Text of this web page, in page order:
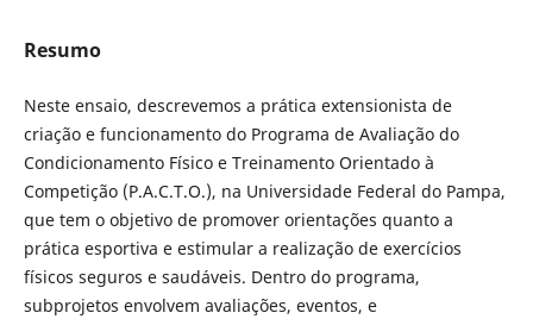
Resumo
Neste ensaio, descrevemos a prática extensionista de
criação e funcionamento do Programa de Avaliação do
Condicionamento Físico e Treinamento Orientado à
Competição (P.A.C.T.O.), na Universidade Federal do Pampa,
que tem o objetivo de promover orientações quanto a
prática esportiva e estimular a realização de exercícios
físicos seguros e saudáveis. Dentro do programa,
subprojetos envolvem avaliações, eventos, e